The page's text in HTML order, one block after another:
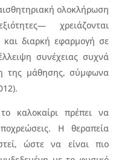
ολοκλήρωση
χρειάζονται
διαρκή εφαρμογή σε
συνέχειας συχνά
της μάθησης, σύμφωνα
καλοκαίρι πρέπει να
Η θεραπεία
ώστε να είναι πιο